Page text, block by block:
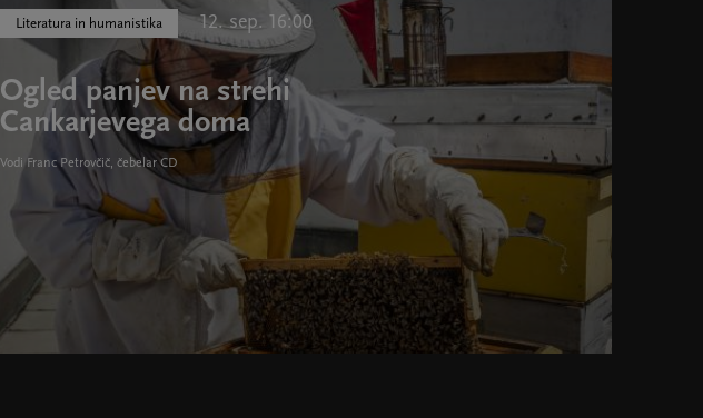
Literatura in humanistika 12. sep. 16:00
Ogled panjev na strehi
Cankarjevega doma
Vodi Franc Petrovčič, čebelar CD